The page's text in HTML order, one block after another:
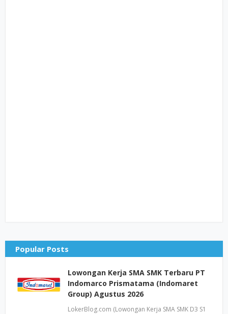
Popular Posts
Lowongan Kerja SMA SMK Terbaru PT
Indomarco Prismatama (Indomaret
Group) Agustus 2026
LokerBlog.com (Lowongan Kerja SMA SMK D3 S1